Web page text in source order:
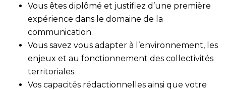
Vous êtes diplômé et justifiez d’une première
expérience dans le domaine de la
communication.
Vous savez vous adapter à l’environnement, les
enjeux et au fonctionnement des collectivités
territoriales.
Vos capacités rédactionnelles ainsi que votre